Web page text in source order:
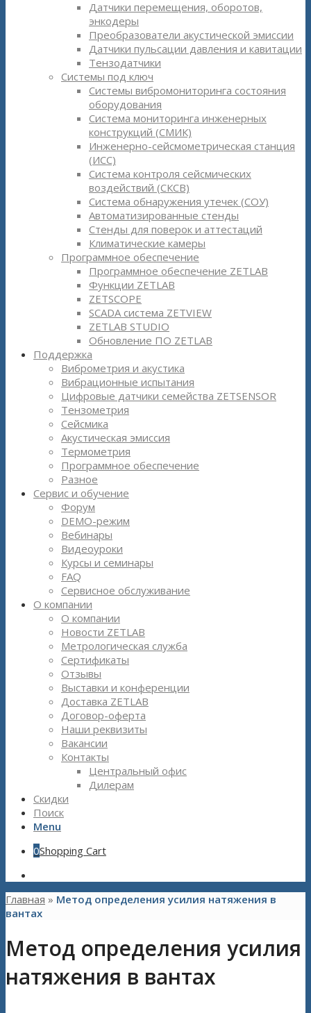
Датчики перемещения, оборотов,
энкодеры
Преобразователи акустической эмиссии
Датчики пульсации давления и кавитации
Тензодатчики
Системы под ключ
Системы вибромониторинга состояния
оборудования
Система мониторинга инженерных
конструкций (СМИК)
Инженерно-сейсмометрическая станция
(ИСС)
Система контроля сейсмических
воздействий (СКСВ)
Система обнаружения утечек (СОУ)
Автоматизированные стенды
Стенды для поверок и аттестаций
Климатические камеры
Программное обеспечение
Программное обеспечение ZETLAB
Функции ZETLAB
ZETSCOPE
SCADA система ZETVIEW
ZETLAB STUDIO
Обновление ПО ZETLAB
Поддержка
Виброметрия и акустика
Вибрационные испытания
Цифровые датчики семейства ZETSENSOR
Тензометрия
Сейсмика
Акустическая эмиссия
Термометрия
Программное обеспечение
Разное
Сервис и обучение
Форум
DEMO-режим
Вебинары
Видеоуроки
Курсы и семинары
FAQ
Сервисное обслуживание
О компании
О компании
Новости ZETLAB
Метрологическая служба
Сертификаты
Отзывы
Выставки и конференции
Доставка ZETLAB
Договор-оферта
Наши реквизиты
Вакансии
Контакты
Центральный офис
Дилерам
Скидки
Поиск
Menu
0Shopping Cart
Главная » Метод определения усилия натяжения в
вантах
Метод определения усилия
натяжения в вантах